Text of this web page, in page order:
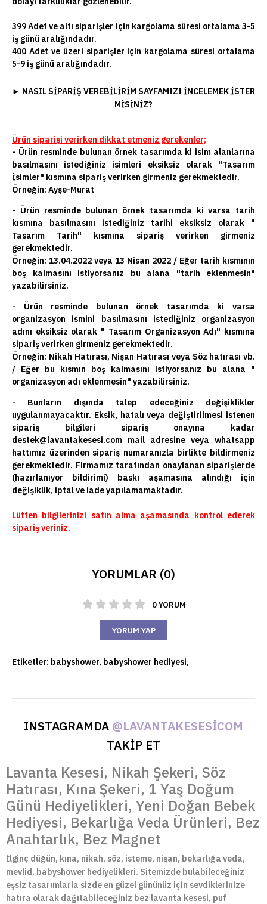
399 Adet ve altı siparişler için kargolama süresi ortalama 3-5
iş günü aralığındadır.
400 Adet ve üzeri siparişler için kargolama süresi ortalama
5-9 iş günü aralığındadır.
► NASIL SIPARIŞ VEREBILIRIM SAYFAMIZI INCELEMEK ISTER
MISINIZ?
Ürün siparişi verirken dikkat etmeniz gerekenler;
- Ürün resminde bulunan örnek tasarımda ki isim alanlarına
basılmasını istediğiniz isimleri eksiksiz olarak "Tasarım
İsimler" kısmına sipariş verirken girmeniz gerekmektedir.
Örneğin: Ayşe-Murat
- Ürün resminde bulunan örnek tasarımda ki varsa tarih
kısmına basılmasını istediğiniz tarihi eksiksiz olarak "
Tasarım Tarih" kısmına sipariş verirken girmeniz
gerekmektedir.
Örneğin: 13.04.2022 veya 13 Nisan 2022 / Eğer tarih kısmının
boş kalmasını istiyorsanız bu alana "tarih eklenmesin"
yazabilirsiniz.
- Ürün resminde bulunan örnek tasarımda ki varsa
organizasyon ismini basılmasını istediğiniz organizasyon
adını eksiksiz olarak " Tasarım Organizasyon Adı" kısmına
sipariş verirken girmeniz gerekmektedir.
Örneğin: Nikah Hatırası, Nişan Hatırası veya Söz hatırası vb.
/ Eğer bu kısmın boş kalmasını istiyorsanız bu alana "
organizasyon adı eklenmesin" yazabilirsiniz.
- Bunların dışında talep edeceğiniz değişiklikler
uygulanmayacaktır. Eksik, hatalı veya değiştirilmesi istenen
sipariş bilgileri sipariş onayına kadar
destek@lavantakesesi.com mail adresine veya whatsapp
hattımız üzerinden sipariş numaranızla birlikte bildirmeniz
gerekmektedir. Firmamız tarafından onaylanan siparişlerde
(hazırlanıyor bildirimi) baskı aşamasına alındığı için
değişiklik, iptal ve iade yapılamamaktadır.
Lütfen bilgilerinizi satın alma aşamasında kontrol ederek
sipariş veriniz.
YORUMLAR (0)
0 YORUM
YORUM YAP
Etiketler: babyshower, babyshower hediyesi,
INSTAGRAMDA @LAVANTAKESESICOM
TAKİP ET
Lavanta Kesesi, Nikah Şekeri, Söz
Hatırası, Kına Şekeri, 1 Yaş Doğum
Günü Hediyelikleri, Yeni Doğan Bebek
Hediyesi, Bekarlığa Veda Ürünleri, Bez
Anahtarlık, Bez Magnet
İlginç düğün, kına, nikah, söz, isteme, nişan, bekarlığa veda,
mevlid, babyshower hediyelikleri. Sitemizde bulabileceğiniz
eşsiz tasarımlarla sizde en güzel gününüz için sevdiklerinize
hatıra olarak dağıtabileceğiniz bez lavanta kesesi, puf